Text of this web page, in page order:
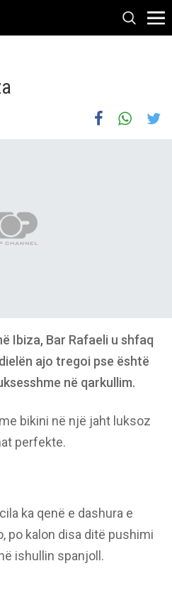
Ibiza, Bar Rafaeli u shfaq
ajo tregoi pse është
në qarkullim.
bikini në një jaht luksoz
perfekte.
ka qenë e dashura e
po kalon disa ditë pushimi
ishullin spanjoll.